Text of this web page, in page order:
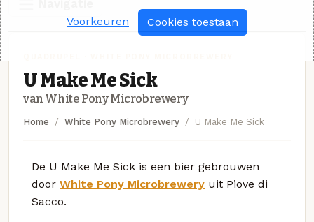
U Make Me Sick
van White Pony Microbrewery
Home White Pony Microbrewery U Make Me Sick
De U Make Me Sick is een bier gebrouwen
door White Pony Microbrewery uit Piove di
Sacco.
Voorkeuren Cookies toestaan